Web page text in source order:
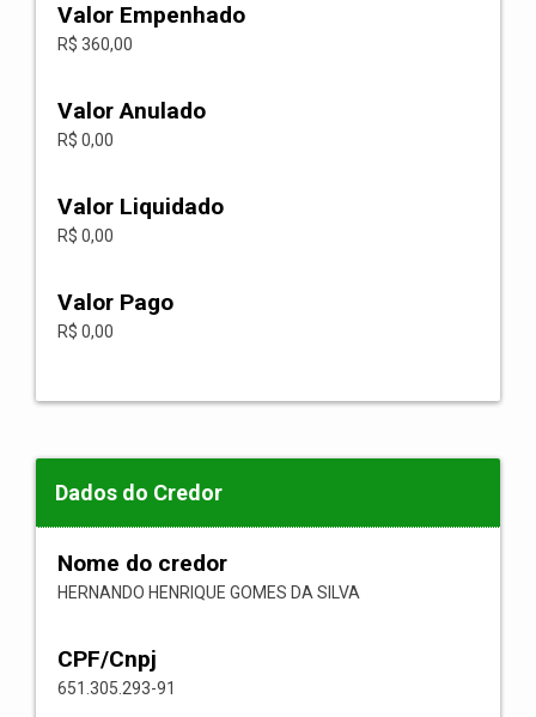
Valor Empenhado
R$ 360,00
Valor Anulado
R$ 0,00
Valor Liquidado
R$ 0,00
Valor Pago
R$ 0,00
Dados do Credor
Nome do credor
HERNANDO HENRIQUE GOMES DA SILVA
CPF/Cnpj
651.305.293-91